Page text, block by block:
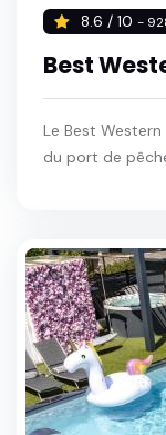
8.6 / 10 -
Best
Le Best
du port de